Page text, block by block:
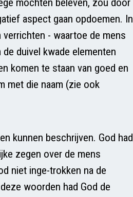
aspect gaan opdoemen. In
- waartoe de mens
duivel kwade elementen
komen te staan van goed en
met die naam (zie ook
kunnen beschrijven. God had
zegen over de mens
niet inge-trokken na de
woorden had God de